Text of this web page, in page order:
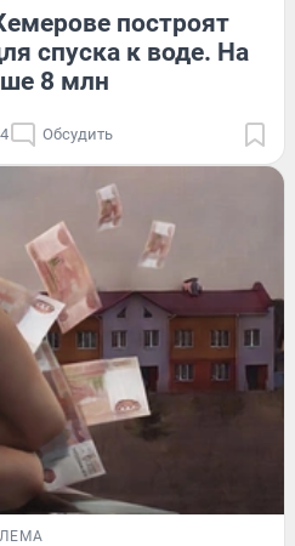
построят
спуска к воде. На
8 млн
Обсудить